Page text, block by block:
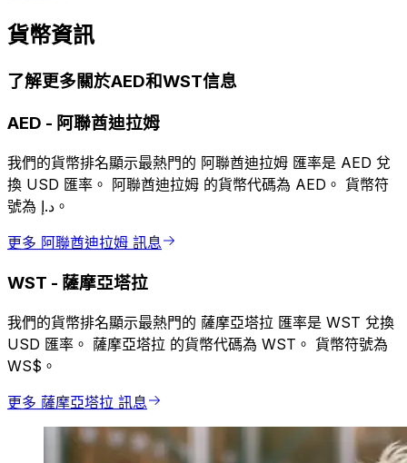
貨幣資訊
了解更多關於AED和WST信息
AED - 阿聯酋迪拉姆
我們的貨幣排名顯示最熱門的 阿聯酋迪拉姆 匯率是 AED 兌
換 USD 匯率。 阿聯酋迪拉姆 的貨幣代碼為 AED。 貨幣符
號為 د.إ。
更多 阿聯酋迪拉姆 訊息
WST - 薩摩亞塔拉
我們的貨幣排名顯示最熱門的 薩摩亞塔拉 匯率是 WST 兌換
USD 匯率。 薩摩亞塔拉 的貨幣代碼為 WST。 貨幣符號為
WS$。
更多 薩摩亞塔拉 訊息